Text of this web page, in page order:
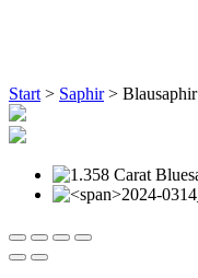
Start > Saphir> Blausaphir